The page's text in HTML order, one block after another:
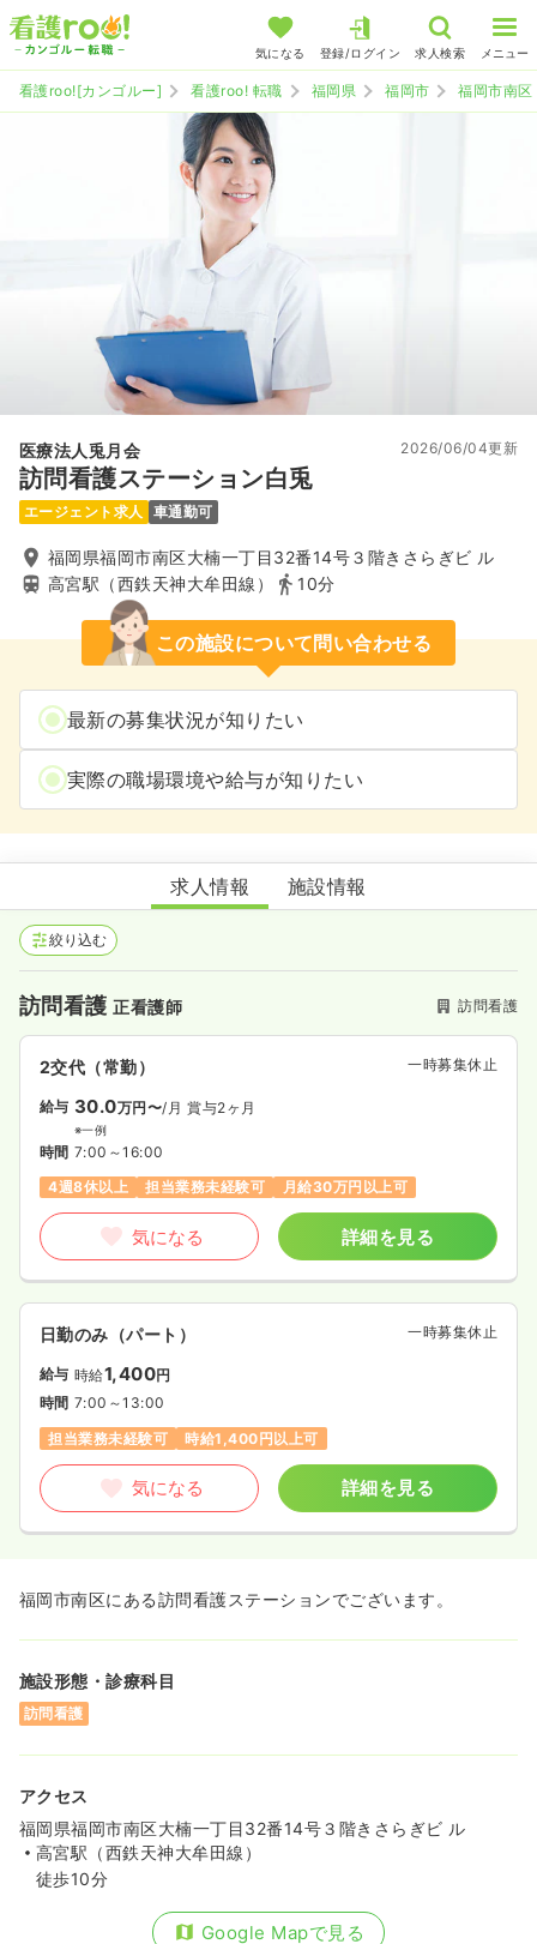
気になる 登録/ログイン 求人検索 メニュー
看護roo![カンゴルー] 看護roo! 転職 福岡県 福岡市 福岡市南区
医療法人兎月会
訪問看護ステーション白兎
2026/06/04更新
エージェント求人 車通勤可
福岡県福岡市南区大楠一丁目32番14号３階きさらぎビ ル
高宮駅（西鉄天神大牟田線）
10分
この施設について問い合わせる
最新の募集状況が知りたい
実際の職場環境や給与が知りたい
訪問看護ステーション白兎
求人情報 施設情報
絞り込む
訪問看護正看護師 訪問看護
2交代（常勤） 一時募集休止
給与 30.0万円〜/月 賞与2ヶ月
※一例
時間 7:00～16:00
4週8休以上
担当業務未経験可 月給30万円以上可
気になる 詳細を見る
日勤のみ（パート） 一時募集休止
給与 時給1,400円
時間 7:00～13:00
担当業務未経験可
時給1,400円以上可
気になる 詳細を見る
福岡市南区にある訪問看護ステーションでございます。
施設形態・診療科目
訪問看護
アクセス
福岡県福岡市南区大楠一丁目32番14号３階きさらぎビ ル
高宮駅（西鉄天神大牟田線）
徒歩10分
Google Mapで見る